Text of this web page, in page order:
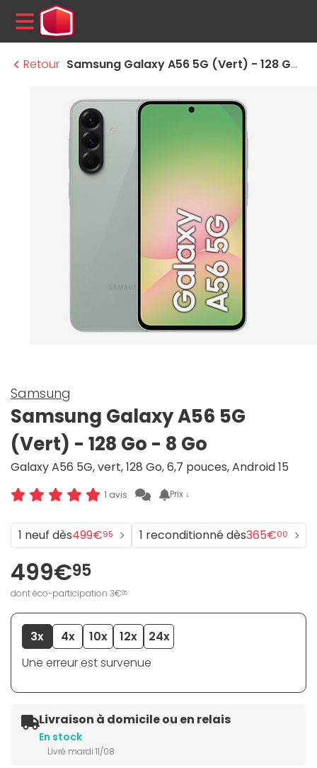
MENU
Retour
Samsung Galaxy A56 5G (Vert) - 128 Go - 8 Go
Samsung
Samsung Galaxy A56 5G
(Vert) - 128 Go - 8 Go
Galaxy A56 5G, vert, 128 Go, 6,7 pouces, Android 15
1 avis Prix ↓
1 neuf dès499€95 1 reconditionné dès365€00
499€95
dont éco-participation 3€05
3x 4x 10x 12x
24x
Une erreur est survenue
Livraison à domicile ou en relais
En stock
Livré mardi 11/08